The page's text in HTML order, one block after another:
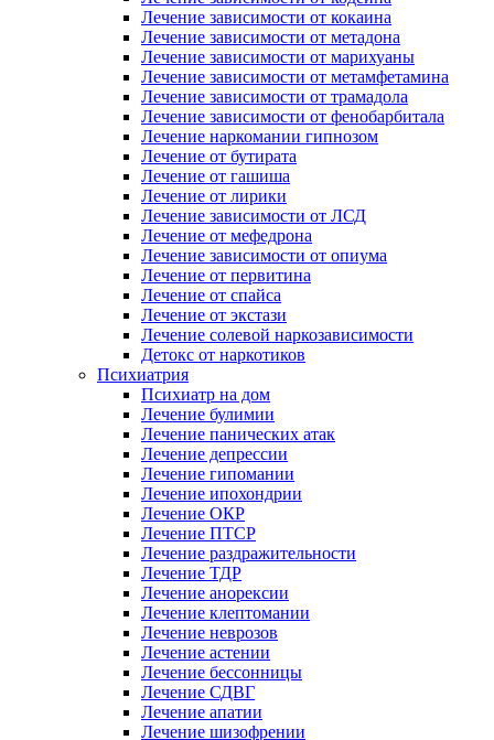
Лечение зависимости от кокаина
Лечение зависимости от метадона
Лечение зависимости от марихуаны
Лечение зависимости от метамфетамина
Лечение зависимости от трамадола
Лечение зависимости от фенобарбитала
Лечение наркомании гипнозом
Лечение от бутирата
Лечение от гашиша
Лечение от лирики
Лечение зависимости от ЛСД
Лечение от мефедрона
Лечение зависимости от опиума
Лечение от первитина
Лечение от спайса
Лечение от экстази
Лечение солевой наркозависимости
Детокс от наркотиков
Психиатрия
Психиатр на дом
Лечение булимии
Лечение панических атак
Лечение депрессии
Лечение гипомании
Лечение ипохондрии
Лечение ОКР
Лечение ПТСР
Лечение раздражительности
Лечение ТДР
Лечение анорексии
Лечение клептомании
Лечение неврозов
Лечение астении
Лечение бессонницы
Лечение СДВГ
Лечение апатии
Лечение шизофрении